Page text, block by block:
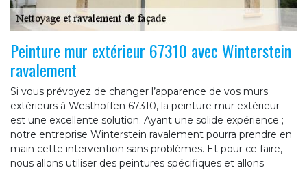
Peinture mur extérieur 67310 avec Winterstein
ravalement
Si vous prévoyez de changer l’apparence de vos murs
extérieurs à Westhoffen 67310, la peinture mur extérieur
est une excellente solution. Ayant une solide expérience ;
notre entreprise Winterstein ravalement pourra prendre en
main cette intervention sans problèmes. Et pour ce faire,
nous allons utiliser des peintures spécifiques et allons